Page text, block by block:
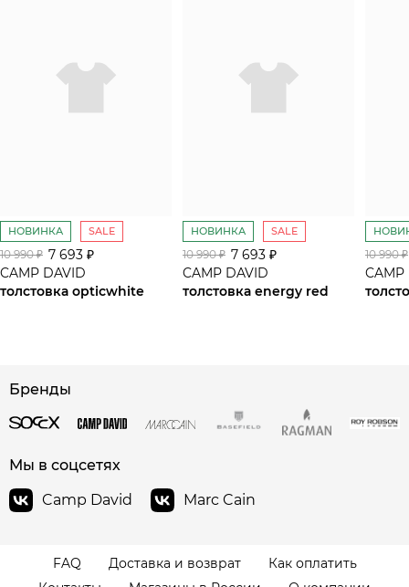
НОВИНКА SALE
10 990 ₽ 7 693 ₽
CAMP DAVID
толстовка opticwhite
НОВИНКА SALE
10 990 ₽ 7 693 ₽
CAMP DAVID
толстовка energy red
10 990 ₽
CAMP
Бренды
Мы в соцсетях
Camp David
Marc Cain
FAQ Доставка и возврат
Как оплатить